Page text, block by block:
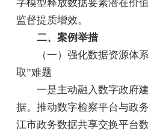
字模型释放数据要素潜在价
监督提质增效。
二、案例举措
（一）强化数据资源体
取”难题
一是主动融入数字政府
据。推动数字检察平台与政
江市政务数据共享交换平台